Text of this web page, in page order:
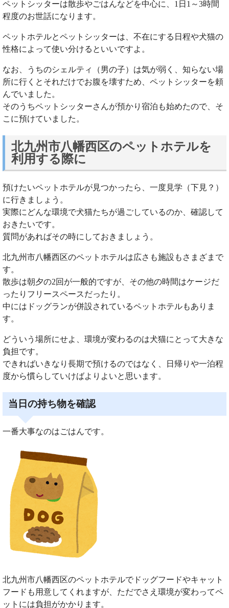
ペットシッターは散歩やごはんなどを中心に、1日1～3時間
程度のお世話になります。
ペットホテルとペットシッターは、不在にする日程や犬猫の
性格によって使い分けるといいですよ。
なお、うちのシェルティ（男の子）は気が弱く、知らない場
所に行くとそれだけでお腹を壊すため、ペットシッターを頼
んでいました。
そのうちペットシッターさんが預かり宿泊も始めたので、そ
こに預けていました。
北九州市八幡西区のペットホテルを
利用する際に
預けたいペットホテルが見つかったら、一度見学（下見？）
に行きましょう。
実際にどんな環境で犬猫たちが過ごしているのか、確認して
おきたいです。
質問があればその時にしておきましょう。
北九州市八幡西区のペットホテルは広さも施設もさまざまで
す。
散歩は朝夕の2回が一般的ですが、その他の時間はケージだ
ったりフリースペースだったり。
中にはドッグランが併設されているペットホテルもありま
す。
どういう場所にせよ、環境が変わるのは犬猫にとって大きな
負担です。
できればいきなり長期で預けるのではなく、日帰りや一泊程
度から慣らしていけばよりよいと思います。
当日の持ち物を確認
一番大事なのはごはんです。
北九州市八幡西区のペットホテルでドッグフードやキャット
フードも用意してくれますが、ただでさえ環境が変わってペ
ットには負担がかかります。